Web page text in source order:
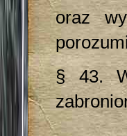
oraz
§ 43.